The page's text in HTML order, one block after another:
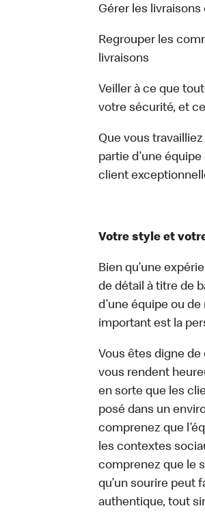
Gérer les
Regrouper les
livraisons
Veiller à ce que
votre sécurité, et
Que vous
partie d’une
client
Votre style et
Bien qu’une
de détail à titre de
d’une équipe ou
important est la
Vous êtes digne
vous rendent
en sorte que les
posé dans un
comprenez que
les contextes
comprenez que le
qu’un sourire peut
authentique, tout